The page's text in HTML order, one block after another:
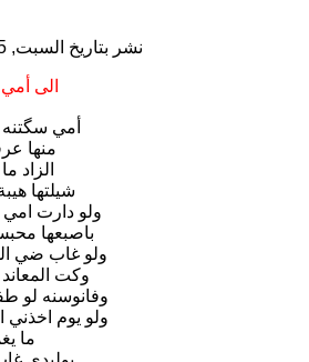
نشر بتاريخ السبت, 25 أيار 2013 14:33
الى
أمي
منها
الزاد
شيلتها
ولو دارت
باصبعها
ولو غاب ضي
وكت
وفانوسنه لو
ولو يوم اخذني
ما